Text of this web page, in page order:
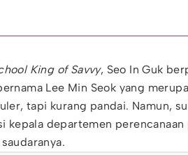
King of Savvy, Seo In Guk
Lee Min Seok yang
tapi kurang pandai. Namun,
kepala departemen perencanaan